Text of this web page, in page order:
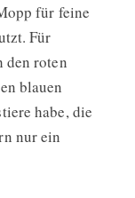
für feine
Für
den roten
blauen
habe, die
nur ein